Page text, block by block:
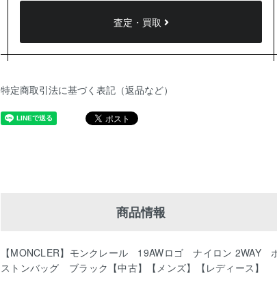
査定・買取
特定商取引法に基づく表記（返品など）
商品情報
【MONCLER】モンクレール 19AWロゴ ナイロン 2WAY
ストンバッグ ブラック【中古】【メンズ】【レディース】